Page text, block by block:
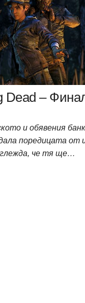
Dead –
и обявения
поредицата от
че тя ще…